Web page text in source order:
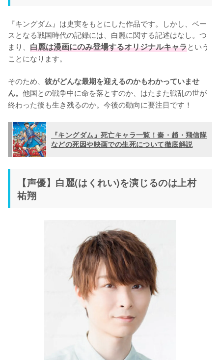
『キングダム』は史実をもとにした作品です。しかし、ベー
スとなる戦国時代の記録には、白麗に関する記述はなし。つ
まり、 白麗は漫画にのみ登場するオリジナルキャラという
ことになります。
そのため、 彼がどんな最期を迎えるのかもわかっていませ
ん。 他国との戦争中に命を落とすのか、はたまた戦乱の世が
終わった後も生き残るのか。今後の動向に要注目です！
『キングダム』死亡キャラ一覧！秦・趙・飛信隊
などの死因や映画での生死について徹底解説
【声優】白麗(はくれい)を演じるのは上村
祐翔